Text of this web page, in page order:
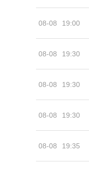
08-08 19:00
08-08 19:30
08-08 19:30
08-08 19:30
08-08 19:35